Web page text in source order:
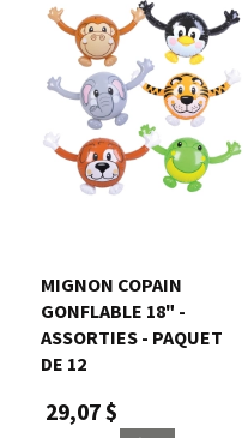
MIGNON COPAIN
GONFLABLE 18" -
ASSORTIES - PAQUET
DE 12
29,07 $